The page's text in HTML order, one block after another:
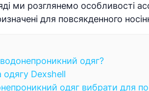
ми розглянемо особливості
для повсякденного
одяг?
одягу Dexshell
одяг вибрати для